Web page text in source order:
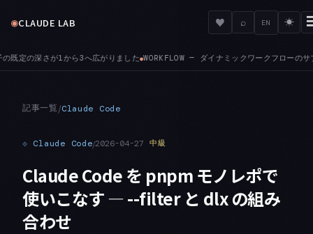
◉CLAUDE LAB ♥ ⌕ EN ☀
ダイナミックワークフローのサブエージェントは、セッションの権限モードに関
記事一覧/Claude Code
⟐ Claude Code/2026-04-27 中級
Claude Code を pnpm モノレポで
使いこなす — --filter と dlx の組み
合わせ